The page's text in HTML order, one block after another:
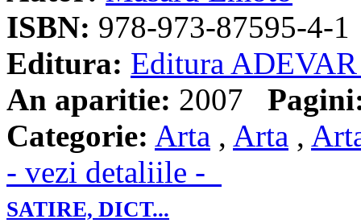
ISBN: 978-973-87595-4-1
Editura: Editura
An aparitie: 2007
Categorie: Arta , Arta ,
- vezi detaliile -
SATIRE, DICT...